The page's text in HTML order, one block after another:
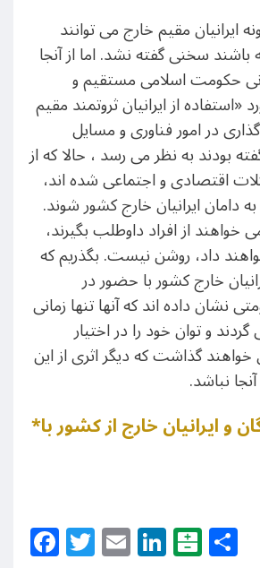
ایرانیان مقیم خارج می توانند
سخنی گفته نشد. اما از آنجا
حکومت اسلامی مستقیم و
از ایرانیان ثروتمند مقیم
در امور فناوری و مسایل
بودند به نظر می رسد ، حالا که از
اقتصادی و اجتماعی شده اند،
ایرانیان خارج کشور شوند.
خواهند از افراد داوطلب بگیرند،
داد، روشن نیست. بگذریم که
خارج کشور با حضور در
نشان داده اند که آنها تنها زمانی
و توان خود را در اختیار
خواهند گذاشت که دیگر اثری از این
نباشد.
*لزوم پیوند نخبگان و ایرانیان خارج از کشور با
Facebook
Twitter
Email